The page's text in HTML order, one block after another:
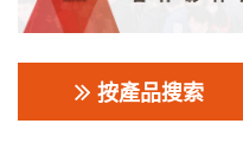
按產品搜索